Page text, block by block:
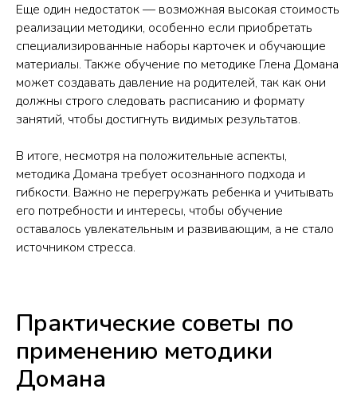
Еще один недостаток — возможная высокая стоимость
реализации методики, особенно если приобретать
специализированные наборы карточек и обучающие
материалы. Также обучение по методике Глена Домана
может создавать давление на родителей, так как они
должны строго следовать расписанию и формату
занятий, чтобы достигнуть видимых результатов.
В итоге, несмотря на положительные аспекты,
методика Домана требует осознанного подхода и
гибкости. Важно не перегружать ребенка и учитывать
его потребности и интересы, чтобы обучение
оставалось увлекательным и развивающим, а не стало
источником стресса.
Практические советы по
применению методики
Домана